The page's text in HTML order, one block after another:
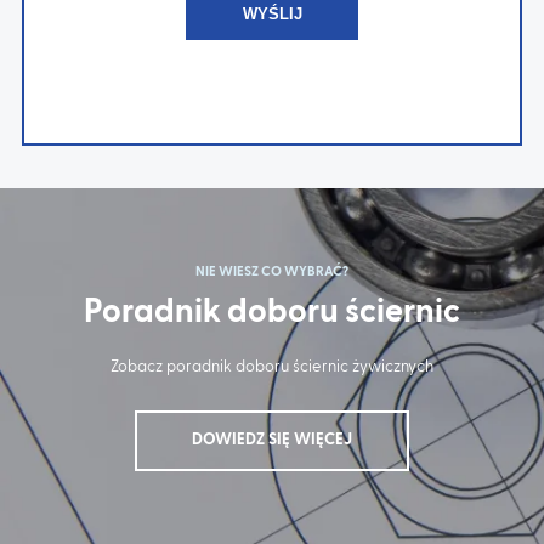
NIE WIESZ CO WYBRAĆ?
Poradnik doboru ściernic
Zobacz poradnik doboru ściernic żywicznych
DOWIEDZ SIĘ WIĘCEJ